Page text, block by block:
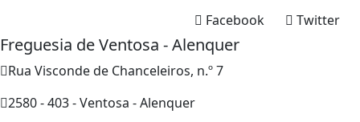
Twitter
Facebook
Freguesia de Ventosa - Alenquer
Rua Visconde de Chanceleiros, n.º 7
2580 - 403 - Ventosa - Alenquer